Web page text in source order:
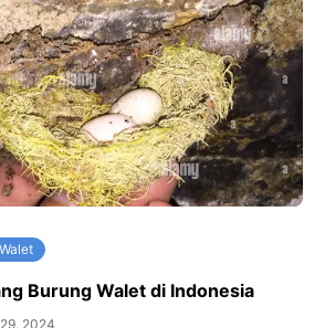
Burung Walet di Indonesia
2024